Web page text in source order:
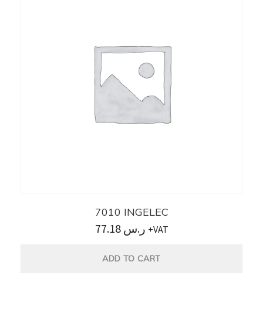
7010 INGELEC
ر.س 77.18 +VAT
ADD TO CART